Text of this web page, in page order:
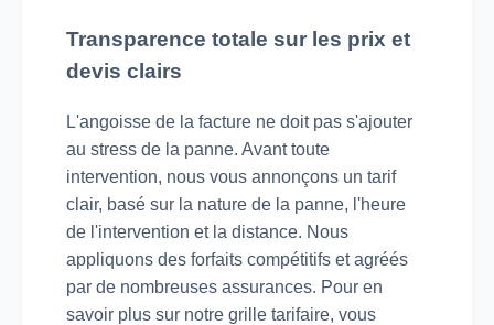
Transparence totale sur les prix et
devis clairs
L'angoisse de la facture ne doit pas s'ajouter
au stress de la panne. Avant toute
intervention, nous vous annonçons un tarif
clair, basé sur la nature de la panne, l'heure
de l'intervention et la distance. Nous
appliquons des forfaits compétitifs et agréés
par de nombreuses assurances. Pour en
savoir plus sur notre grille tarifaire, vous